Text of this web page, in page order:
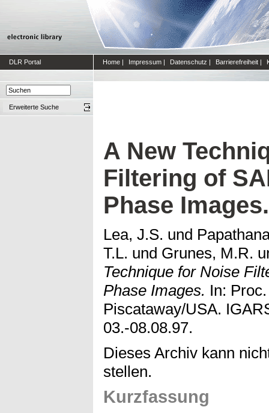
DLR Portal Home | Impressum | Datenschutz | Barrierefreiheit |
Erweiterte Suche
A New
Filtering of
Phase Images.
Lea, J.S. und
T.L. und Grunes, M.R.
Technique for Noise
Phase Images. In:
Piscataway/USA.
03.-08.08.97.
Dieses Archiv kann
stellen.
Kurzfassung